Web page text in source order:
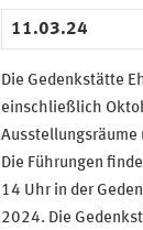
11.03.24
Die Gedenkstätte
einschließlich
Ausstellungsräume
Die Führungen
14 Uhr in der
2024. Die